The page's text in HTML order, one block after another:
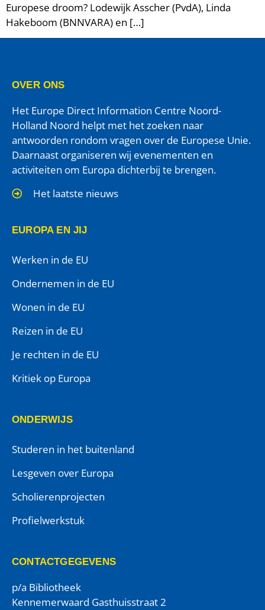
Europese droom? Lodewijk Asscher (PvdA), Linda
Hakeboom (BNNVARA) en […]
OVER ONS
Het Europe Direct Information Centre Noord-
Holland Noord helpt met het zoeken naar
antwoorden rondom vragen over de Europese Unie.
Daarnaast organiseren wij evenementen en
activiteiten om Europa dichterbij te brengen.
Het laatste nieuws
EUROPA EN JIJ
Werken in de EU
Ondernemen in de EU
Wonen in de EU
Reizen in de EU
Je rechten in de EU
Kritiek op Europa
ONDERWIJS
Studeren in het buitenland
Lesgeven over Europa
Scholierenprojecten
Profielwerkstuk
CONTACTGEGEVENS
p/a Bibliotheek
Kennemerwaard Gasthuisstraat 2